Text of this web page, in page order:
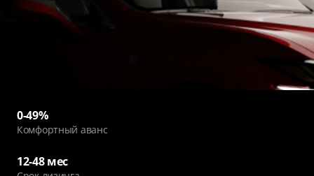
Комфортный аванс
0-49%
12-48 мес